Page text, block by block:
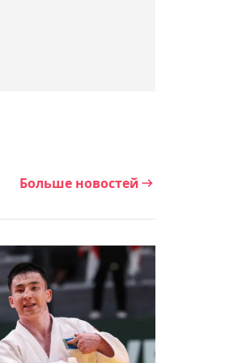
Слишкович
возглавил
"Женис"
"Астаны"
к Касым-
Больше новостей